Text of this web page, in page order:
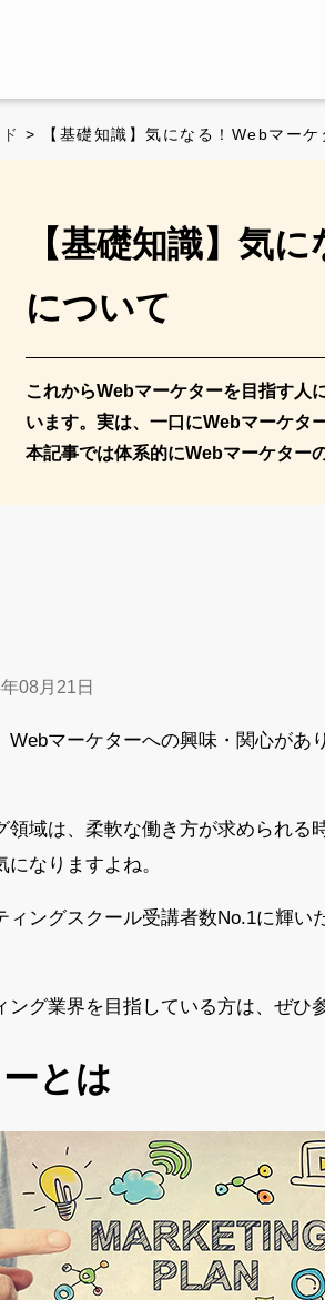
> 【基礎知識】気になる！Webマーケ
【基礎知識】気
について
これからWebマーケターを目指す人
います。実は、一口にWebマーケタ
本記事では体系的にWebマーケター
08月21日
Webマーケターへの興味・関心が
領域は、柔軟な働き方が求められ
なりますよね。
ィングスクール受講者数No.1に輝
ング業界を目指している方は、ぜひ
とは